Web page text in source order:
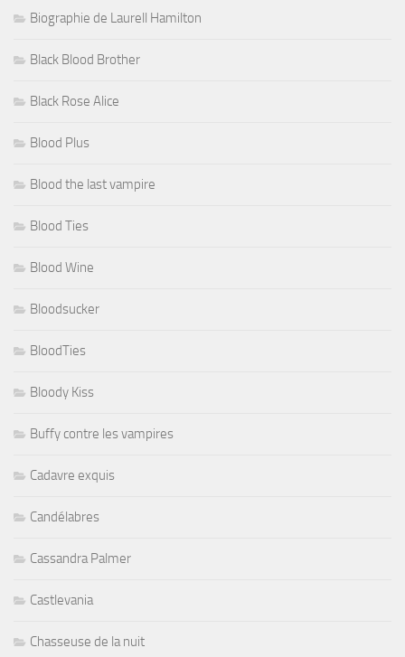
Biographie de Laurell Hamilton
Black Blood Brother
Black Rose Alice
Blood Plus
Blood the last vampire
Blood Ties
Blood Wine
Bloodsucker
BloodTies
Bloody Kiss
Buffy contre les vampires
Cadavre exquis
Candélabres
Cassandra Palmer
Castlevania
Chasseuse de la nuit